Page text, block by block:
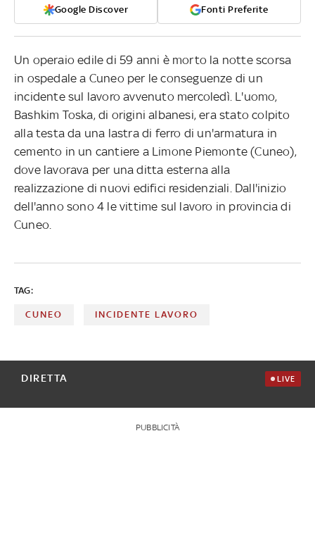
Google Discover Fonti Preferite
Un operaio edile di 59 anni è morto la notte scorsa
in ospedale a Cuneo per le conseguenze di un
incidente sul lavoro avvenuto mercoledì. L'uomo,
Bashkim Toska, di origini albanesi, era stato colpito
alla testa da una lastra di ferro di un'armatura in
cemento in un cantiere a Limone Piemonte (Cuneo),
dove lavorava per una ditta esterna alla
realizzazione di nuovi edifici residenziali. Dall'inizio
dell'anno sono 4 le vittime sul lavoro in provincia di
Cuneo.
TAG:
CUNEO INCIDENTE LAVORO
DIRETTA LIVE
PUBBLICITÀ